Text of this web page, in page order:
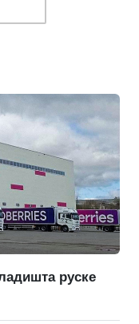
руске